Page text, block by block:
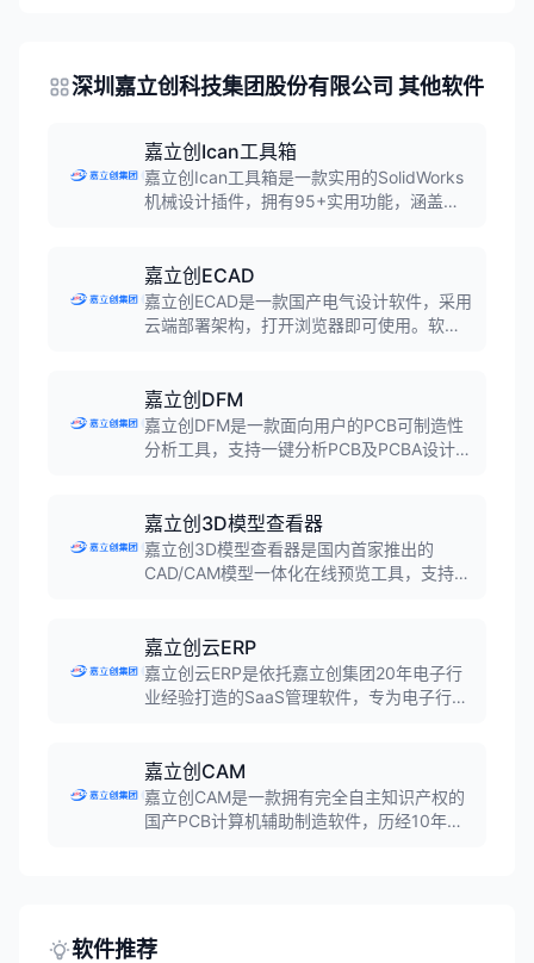
深圳嘉立创科技集团股份有限公司 其他软件
嘉立创Ican工具箱
嘉立创Ican工具箱是一款实用的SolidWorks
机械设计插件，拥有95+实用功能，涵盖自
用，是机械设计师的效率倍增器。
嘉立创ECAD
嘉立创ECAD是一款国产电气设计软件，采用
云端部署架构，打开浏览器即可使用。软件
置、自动编号等功能，符合IEC国际电气标
准。
嘉立创DFM
嘉立创DFM是一款面向用户的PCB可制造性
分析工具，支持一键分析PCB及PCBA设计缺
线查看，无需安装，为硬件设计保驾护航。
嘉立创3D模型查看器
嘉立创3D模型查看器是国内首家推出的
CAD/CAM模型一体化在线预览工具，支持
均可使用，支持测量、爆炸、剖切、渲染、
批注等功能。
嘉立创云ERP
嘉立创云ERP是依托嘉立创集团20年电子行
业经验打造的SaaS管理软件，专为电子行业
财务协同等全链路场景，助力企业数字化转
型。
嘉立创CAM
嘉立创CAM是一款拥有完全自主知识产权的
国产PCB计算机辅助制造软件，历经10年打
软件推荐